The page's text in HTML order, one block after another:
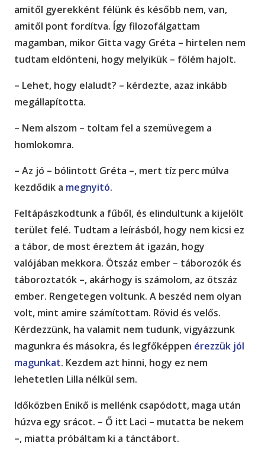
amitől gyerekként félünk és később nem, van,
amitől pont fordítva. Így filozofálgattam
magamban, mikor Gitta vagy Gréta – hirtelen nem
tudtam eldönteni, hogy melyikük – fölém hajolt.
– Lehet, hogy elaludt? – kérdezte, azaz inkább
megállapította.
– Nem alszom – toltam fel a szemüvegem a
homlokomra.
– Az jó – bólintott Gréta –, mert tíz perc múlva
kezdődik a megnyitó.
Feltápászkodtunk a fűből, és elindultunk a kijelölt
terület felé. Tudtam a leírásból, hogy nem kicsi ez
a tábor, de most éreztem át igazán, hogy
valójában mekkora. Ötszáz ember – táborozók és
táboroztatók –, akárhogy is számolom, az ötszáz
ember. Rengetegen voltunk. A beszéd nem olyan
volt, mint amire számítottam. Rövid és velős.
Kérdezzünk, ha valamit nem tudunk, vigyázzunk
magunkra és másokra, és legfőképpen érezzük jól
magunkat. Kezdem azt hinni, hogy ez nem
lehetetlen Lilla nélkül sem.
Időközben Enikő is mellénk csapódott, maga után
húzva egy srácot. – Ő itt Laci – mutatta be nekem
–, miatta próbáltam ki a tánctábort.